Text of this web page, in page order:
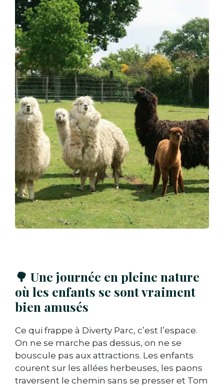
🌳 Une journée en pleine nature
où les enfants se sont vraiment
bien amusés
Ce qui frappe à Diverty Parc, c’est l’espace.
On ne se marche pas dessus, on ne se
bouscule pas aux attractions. Les enfants
courent sur les allées herbeuses, les paons
traversent le chemin sans se presser et Tom